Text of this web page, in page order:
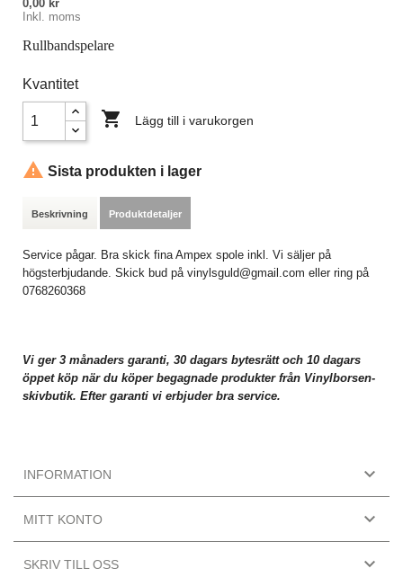
0,00 kr
Inkl. moms
Rullbandspelare
Kvantitet
 Lägg till i varukorgen
 Sista produkten i lager
Beskrivning Produktdetaljer
Service pågar. Bra skick fina Ampex spole inkl. Vi säljer på
högsterbjudande. Skick bud på vinylsguld@gmail.com eller ring på
0768260368
Vi ger 3 månaders garanti, 30 dagars bytesrätt och 10 dagars
öppet köp när du köper begagnade produkter från Vinylborsen-
skivbutik. Efter garanti vi erbjuder bra service.
INFORMATION 
MITT KONTO 
SKRIV TILL OSS 